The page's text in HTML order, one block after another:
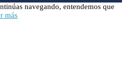
navegando, entendemos que
más